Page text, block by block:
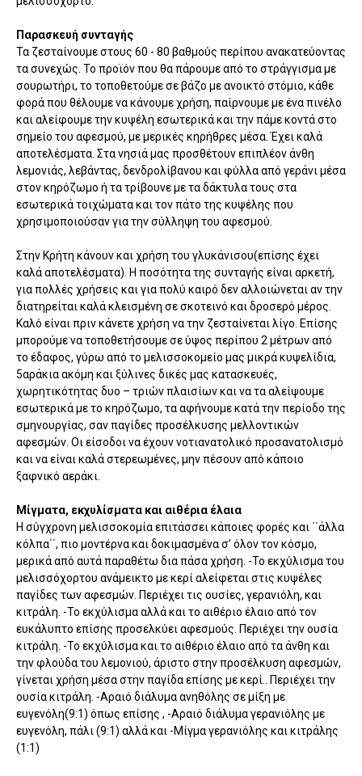
Παρασκευή συνταγής
Τα ζεσταίνουμε στους 60 - 80 βαθμούς περίπου ανακατεύοντας
τα συνεχώς. Το προϊόν που θα πάρουμε από το στράγγισμα με
σουρωτήρι, το τοποθετούμε σε βάζο με ανοικτό στόμιο, κάθε
φορά που θέλουμε να κάνουμε χρήση, παίρνουμε με ένα πινέλο
και αλείφουμε την κυψέλη εσωτερικά και την πάμε κοντά στο
σημείο του αφεσμού, με μερικές κηρήθρες μέσα. Έχει καλά
αποτελέσματα. Στα νησιά μας προσθέτουν επιπλέον άνθη
λεμονιάς, λεβάντας, δενδρολίβανου και φύλλα από γεράνι μέσα
στον κηρόζωμο ή τα τρίβουνε με τα δάκτυλα τους στα
εσωτερικά τοιχώματα και τον πάτο της κυψέλης που
χρησιμοποιούσαν για την σύλληψη του αφεσμού.
Στην Κρήτη κάνουν και χρήση του γλυκάνισου(επίσης έχει
καλά αποτελέσματα). Η ποσότητα της συνταγής είναι αρκετή,
για πολλές χρήσεις και για πολύ καιρό δεν αλλοιώνεται αν την
διατηρείται καλά κλεισμένη σε σκοτεινό και δροσερό μέρος.
Καλό είναι πριν κάνετε χρήση να την ζεσταίνεται λίγο. Επίσης
μπορούμε να τοποθετήσουμε σε ύψος περίπου 2 μέτρων από
το έδαφος, γύρω από το μελισσοκομείο μας μικρά κυψελίδια,
5αράκια ακόμη και ξύλινες δικές μας κατασκευές,
χωρητικότητας δυο – τριών πλαισίων και να τα αλείψουμε
εσωτερικά με το κηρόζωμο, τα αφήνουμε κατά την περίοδο της
σμηνουργίας, σαν παγίδες προσέλκυσης μελλοντικών
αφεσμών. Οι είσοδοι να έχουν νοτιανατολικό προσανατολισμό
και να είναι καλά στερεωμένες, μην πέσουν από κάποιο
ξαφνικό αεράκι.
Μίγματα, εκχυλίσματα και αιθέρια έλαια
Η σύγχρονη μελισσοκομία επιτάσσει κάποιες φορές και ΄΄άλλα
κόλπα΄΄, πιο μοντέρνα και δοκιμασμένα σ’ όλον τον κόσμο,
μερικά από αυτά παραθέτω δια πάσα χρήση. -Το εκχύλισμα του
μελισσόχορτου ανάμεικτο με κερί αλείφεται στις κυψέλες
παγίδες των αφεσμών. Περιέχει τις ουσίες, γερανιόλη, και
κιτράλη. -Το εκχύλισμα αλλά και το αιθέριο έλαιο από τον
ευκάλυπτο επίσης προσελκύει αφεσμούς. Περιέχει την ουσία
κιτράλη. -Το εκχύλισμα και το αιθέριο έλαιο από τα άνθη και
την φλούδα του λεμονιού, άριστο στην προσέλκυση αφεσμών,
γίνεται χρήση μέσα στην παγίδα επίσης με κερί.. Περιέχει την
ουσία κιτράλη. -Αραιό διάλυμα ανηθόλης σε μίξη με
ευγενόλη(9:1) όπως επίσης , -Αραιό διάλυμα γερανιόλης με
ευγενόλη, πάλι (9:1) αλλά και -Μίγμα γερανιόλης και κιτράλης
(1:1)